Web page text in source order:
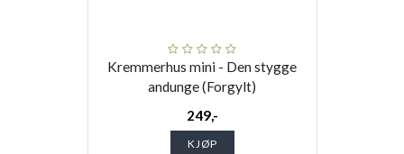
Kremmerhus mini - Den stygge
andunge (Forgylt)
249,-
KJØP